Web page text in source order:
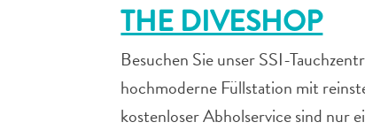
THE DIVESHOP
Besuchen Sie unser SSI-
hochmoderne Füllstation mit
kostenloser Abholservice sind nur
keine Lieblingsorte in Curaçao
gespeichert haben.